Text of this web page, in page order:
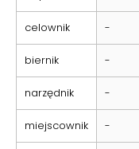
celownik -
biernik -
narzędnik -
miejscownik -